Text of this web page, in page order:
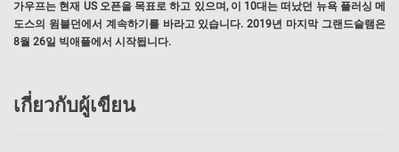
가우프는 현재 US 오픈을 목표로 하고 있으며, 이 10대는 떠났던 뉴욕 플러싱 메
도스의 윔블던에서 계속하기를 바라고 있습니다. 2019년 마지막 그랜드슬램은
8월 26일 빅애플에서 시작됩니다.
เกี่ยวกับผู้เขียน